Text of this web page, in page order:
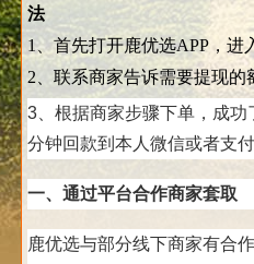
法
1、首先打开鹿优选APP，进
2、联系商家告诉需要提现的
3、根据商家步骤下单，成
分钟回款到本人微信或者支付
一、通过平台合作商家套取
鹿优选与部分线下商家有合